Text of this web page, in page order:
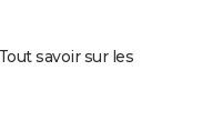
savoir sur les